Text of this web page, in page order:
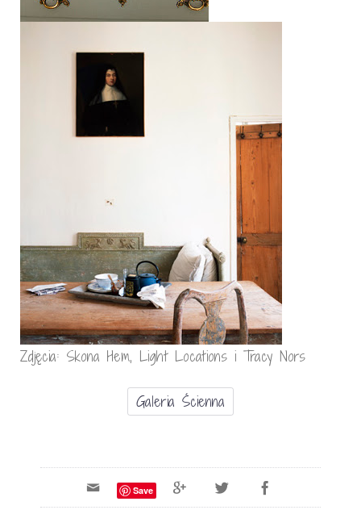
Zdjęcia: Skona Hem, Light Locations i Tracy Nors
Galeria Ścienna
Save